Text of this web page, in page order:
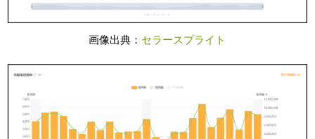
画像出典： セラースプライト